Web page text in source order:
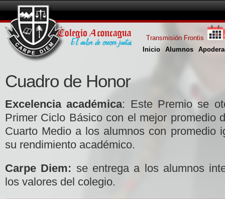
Inicio Alumnos
Transmisión Frontis
Cuadro de Honor
Excelencia académica: Este Premio se
Primer Ciclo Básico con el mejor promedio
Cuarto Medio a los alumnos con promedio
su rendimiento académico.
Carpe Diem: se entrega a los alumnos
los valores del colegio.